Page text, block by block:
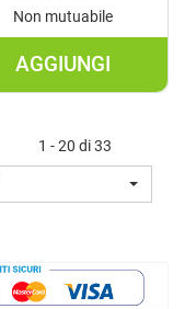
Non mutuabile
AGGIUNGI
AGGIUNGI
DONNA
150G AL
CARRELLO
1 - 20 di 33